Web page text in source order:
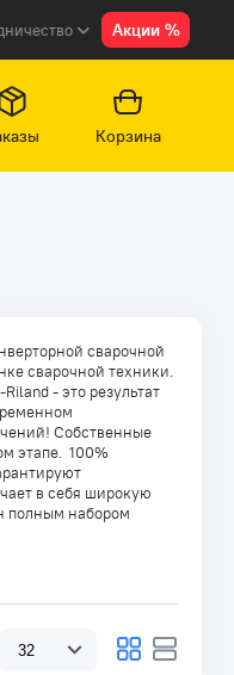
Акции %
Корзина
сварочной
сварочной техники.
- это результат
Собственные
этапе. 100%
в себя широкую
полным набором